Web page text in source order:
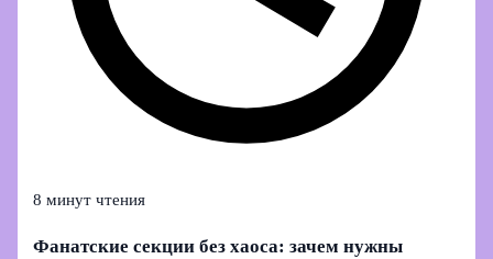
8 минут чтения
Фанатские секции без хаоса: зачем нужны